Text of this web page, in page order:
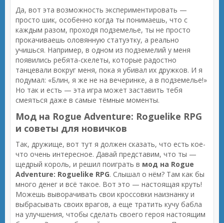
Да, вот эта возможность экспериментировать —
просто шик, особенно когда ты понимаешь, что с
каждым разом, проходя подземелье, ты не просто
прокачиваешь оловянную статуэтку, а реально
учишься. Например, в одном из подземелий у меня
появились ребята-скелеты, которые радостно
танцевали вокруг меня, пока я убивал их дружков. И я
подумал: «Блин, я же не на вечеринке, а в подземелье!»
Но так и есть — эта игра может заставить тебя
смеяться даже в самые тёмные моменты.
Мод на Rogue Adventure: Roguelike RPG
и советы для новичков
Так, дружище, вот тут я должен сказать, что есть кое-
что очень интересное. Давай представим, что ты —
щедрый король, и решил поиграть в мод на Rogue
Adventure: Roguelike RPG. Слышал о нём? Там как бы
много денег и всё такое. Вот это — настоящая круть!
Можешь выворачивать свои кроссовки наизнанку и
выбрасывать своих врагов, а еще тратить кучу бабла
на улучшения, чтобы сделать своего героя настоящим